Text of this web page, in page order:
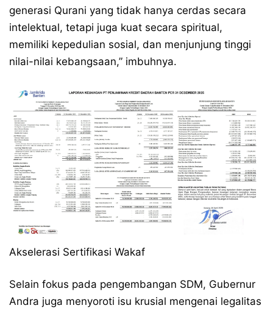
generasi Qurani yang tidak hanya cerdas secara
intelektual, tetapi juga kuat secara spiritual,
memiliki kepedulian sosial, dan menjunjung tinggi
nilai-nilai kebangsaan,” imbuhnya.
​Akselerasi Sertifikasi Wakaf
​Selain fokus pada pengembangan SDM, Gubernur
Andra juga menyoroti isu krusial mengenai legalitas